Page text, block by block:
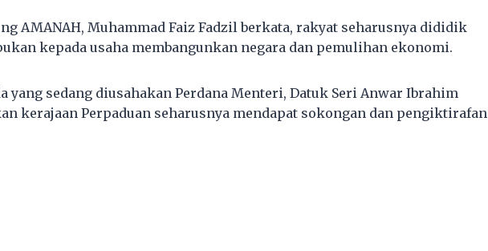
AMANAH, Muhammad Faiz Fadzil berkata, rakyat seharusnya dididik
kepada usaha membangunkan negara dan pemulihan ekonomi.
yang sedang diusahakan Perdana Menteri, Datuk Seri Anwar Ibrahim
kerajaan Perpaduan seharusnya mendapat sokongan dan pengiktirafan